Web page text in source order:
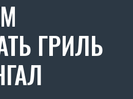
ГРИЛЬ